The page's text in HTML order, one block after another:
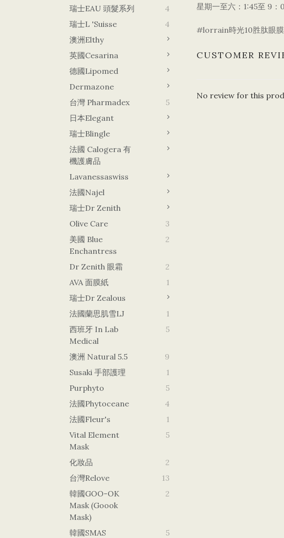
瑞士EAU 頭髮系列
4
瑞士L 'Suisse
4
澳洲Elthy
英國Cesarina
德國lipomed
Dermazone
台灣 Pharmadex
5
日本Elegant
瑞士Blingle
法國 Calogera 有
機護膚品
Lavanessaswiss
法國Najel
瑞士Dr Zenith
Olive Care
3
美國 Blue
Enchantress
2
Dr Zenith 眼霜
2
AVA 面膜紙
1
瑞士Dr Zealous
法國蘭思肌雪LJ
1
西班牙 In Lab
Medical
5
澳洲 Natural 5.5
9
Susaki 手部護理
1
Purphyto
5
法國Phytoceane
4
法國Fleur's
1
Vital Element
Mask
5
化妝品
2
台灣Relove
13
韓國GOO-OK
Mask (goook
Mask)
2
韓國SMAS
5
星期一至六：1:45至 9：
#lorrain時光10胜肽眼
CUSTOMER
No review for this